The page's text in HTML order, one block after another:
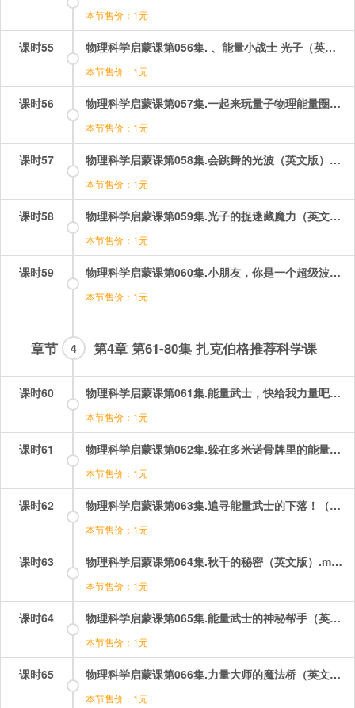
本节售价：1元
课时55 物理科学启蒙课第056集. 、能量小战士 光子（英文版）.mp4
本节售价：1元
课时56 物理科学启蒙课第057集.一起来玩量子物理能量圈游戏吧（英文版）.mp4
本节售价：1元
课时57 物理科学启蒙课第058集.会跳舞的光波（英文版）.mp4
本节售价：1元
课时58 物理科学启蒙课第059集.光子的捉迷藏魔力（英文版）.mp4
本节售价：1元
课时59 物理科学启蒙课第060集.小朋友，你是一个超级波！（英文版）.mp4
本节售价：1元
章节 第4章 第61-80集 扎克伯格推荐科学课
4
课时60 物理科学启蒙课第061集.能量武士，快给我力量吧！（英文版）.mp4
本节售价：1元
课时61 物理科学启蒙课第062集.躲在多米诺骨牌里的能量武士！（英文版）.mp4
本节售价：1元
课时62 物理科学启蒙课第063集.追寻能量武士的下落！（英文版）.mp4
本节售价：1元
课时63 物理科学启蒙课第064集.秋千的秘密（英文版）.mp4
本节售价：1元
课时64 物理科学启蒙课第065集.能量武士的神秘帮手（英文版）.mp4
本节售价：1元
课时65 物理科学启蒙课第066集.力量大师的魔法桥（英文版）.mp4
本节售价：1元